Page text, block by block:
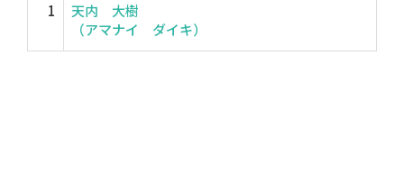
1
天内 大樹
（アマナイ ダイキ）